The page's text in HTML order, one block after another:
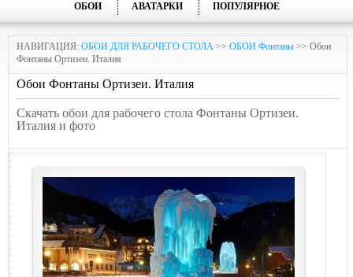
ОБОИ АВАТАРКИ ПОПУЛЯРНОЕ
НАВИГАЦИЯ: ОБОИ ДЛЯ РАБОЧЕГО СТОЛА >> ОБОИ Фонтаны >> Обои
Фонтаны Ортизеи. Италия
Обои Фонтаны Ортизеи. Италия
Скачать обои для рабочего стола Фонтаны Ортизеи.
Италия и фото